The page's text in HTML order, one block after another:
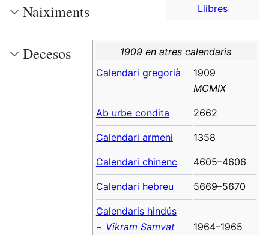
Llibres
1909 en atres calendaris
Calendari gregorià
1909
MCMIX
Ab urbe condita 2662
Calendari armeni 1358
Calendari chinenc 4605–4606
Calendari hebreu 5669–5670
Calendaris hindús
~ Vikram Samvat
1964–1965
Naiximents
Decesos